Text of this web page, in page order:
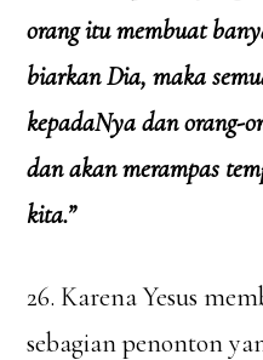
orang itu membuat
biarkan Dia, maka
kepadaNya dan orang-
dan akan merampas
kita.”
26. Karena Yesus
sebagian penonton